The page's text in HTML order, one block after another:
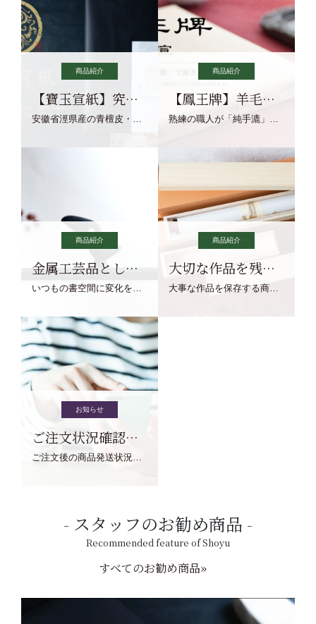
商品紹介
【寶玉宣紙】究極の純粋な宣紙を目指す寶玉宣紙
商品紹介
【鳳王牌】羊毛筆×濃墨での揮毫に最適な宣紙系画仙紙
商品紹介
金属工芸品としての文鎮
商品紹介
大切な作品を残す作品保存商品
お知らせ
ご注文状況確認について
スタッフのお勧め商品
Recommended feature of Shoyu
すべてのお勧め商品»